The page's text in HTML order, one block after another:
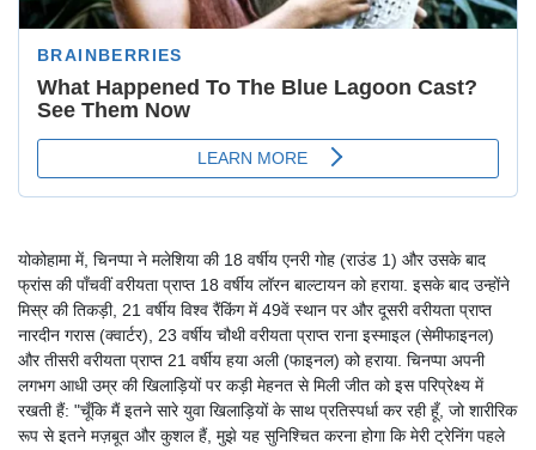
योकोहामा में, चिनप्पा ने मलेशिया की 18 वर्षीय एनरी गोह (राउंड 1) और उसके बाद
फ्रांस की पाँचवीं वरीयता प्राप्त 18 वर्षीय लॉरन बाल्टायन को हराया. इसके बाद उन्होंने
मिस्र की तिकड़ी, 21 वर्षीय विश्व रैंकिंग में 49वें स्थान पर और दूसरी वरीयता प्राप्त
नारदीन गरास (क्वार्टर), 23 वर्षीय चौथी वरीयता प्राप्त राना इस्माइल (सेमीफाइनल)
और तीसरी वरीयता प्राप्त 21 वर्षीय हया अली (फाइनल) को हराया. चिनप्पा अपनी
लगभग आधी उम्र की खिलाड़ियों पर कड़ी मेहनत से मिली जीत को इस परिप्रेक्ष्य में
रखती हैं: "चूँकि मैं इतने सारे युवा खिलाड़ियों के साथ प्रतिस्पर्धा कर रही हूँ, जो शारीरिक
रूप से इतने मज़बूत और कुशल हैं, मुझे यह सुनिश्चित करना होगा कि मेरी ट्रेनिंग पहले